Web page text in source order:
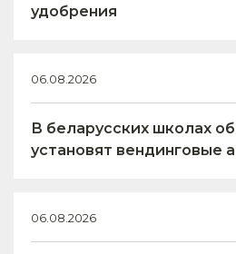
удобрения
06.08.2026
В беларусских школах
установят вендинговые
06.08.2026